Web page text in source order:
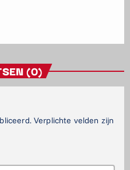
(0)
Verplichte velden zijn